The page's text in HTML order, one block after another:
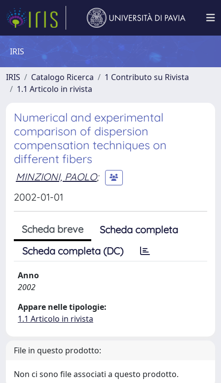
IRIS
IRIS Catalogo Ricerca
1 Contributo su Rivista
1.1 Articolo in rivista
Numerical and experimental
comparison of dispersion
compensation techniques on
different fibers
MINZIONI, PAOLO;
2002-01-01
Scheda breve
Scheda completa
Scheda completa (DC)
Anno
2002
Appare nelle tipologie:
1.1 Articolo in rivista
File in questo prodotto:
Non ci sono file associati a questo prodotto.